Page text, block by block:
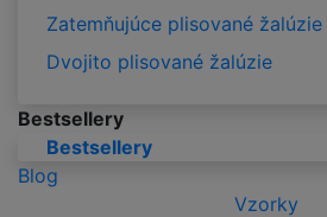
Zatemňujúce plisované žalúzie
Dvojito plisované žalúzie
Bestsellery
Bestsellery
Blog
Vzorky